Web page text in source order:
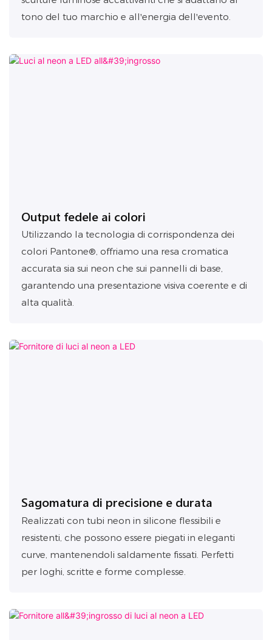
tono del tuo marchio e all'energia dell'evento.
Output fedele ai colori
Utilizzando la tecnologia di corrispondenza dei
colori Pantone®, offriamo una resa cromatica
accurata sia sui neon che sui pannelli di base,
garantendo una presentazione visiva coerente e di
alta qualità.
Sagomatura di precisione e durata
Realizzati con tubi neon in silicone flessibili e
resistenti, che possono essere piegati in eleganti
curve, mantenendoli saldamente fissati. Perfetti
per loghi, scritte e forme complesse.